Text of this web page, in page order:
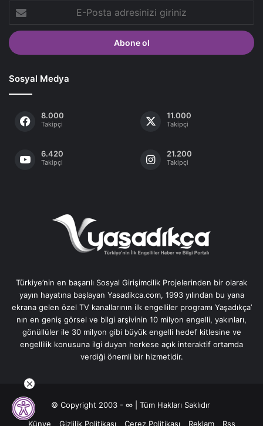
Posta
adresinizi
giriniz
Sosyal Medya
8.000
Takipçi
11.000
Takipçi
6.420
Takipçi
21.200
Takipçi
Türkiye’nin en başarılı Sosyal Girişimcilik Projelerinden bir olarak
yayın hayatına başlayan Yasadikca.com, 1993 yılından bu yana
ekrana gelen özel TV kanallarının ilk engelliler programı Yaşadıkça’
nın en geniş görsel ve bilgi arşivinin 10 milyon engelli, yakınları,
gönüllüler ile 30 milyon gibi büyük engelli hedef kitlesine ve
engellilik konusuna ilgi duyan herkese açık interaktif ortamda
verdiği önemli bir hizmetidir.
© Copyright 2003 - ∞ | Tüm Hakları Saklıdır
Künye
Gizlilik Politikası Çerez Politikası Reklam Rss